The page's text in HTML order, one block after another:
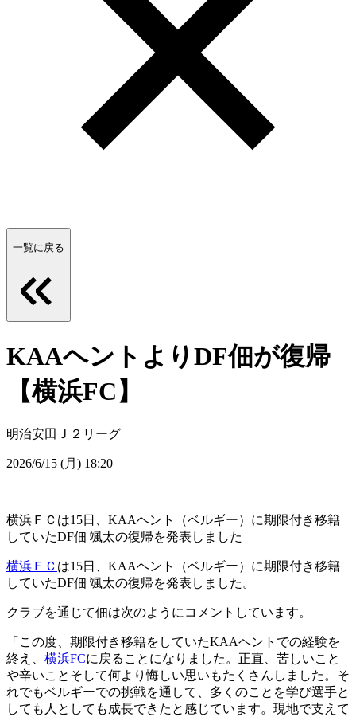
一覧に戻る
KAAヘントよりDF佃が復帰
【横浜FC】
明治安田Ｊ２リーグ
2026/6/15 (月) 18:20
横浜ＦＣは15日、KAAヘント（ベルギー）に期限付き移籍
していたDF佃 颯太の復帰を発表しました
横浜ＦＣ は15日、KAAヘント（ベルギー）に期限付き移籍
していたDF佃 颯太の復帰を発表しました。
クラブを通じて佃は次のようにコメントしています。
「この度、期限付き移籍をしていたKAAヘントでの経験を
終え、 横浜FCに戻ることになりました。正直、苦しいこと
や辛いことそして何より悔しい思いもたくさんしました。そ
れでもベルギーでの挑戦を通して、多くのことを学び選手と
しても人としても成長できたと感じています。現地で支えて